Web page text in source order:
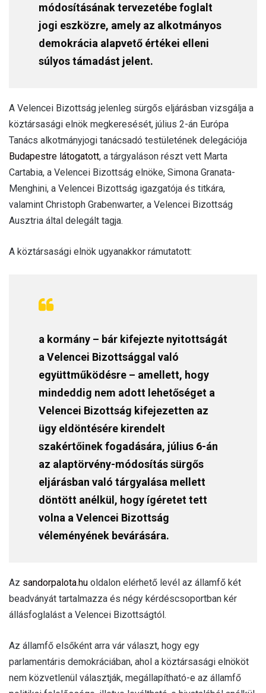
módosításának tervezetébe foglalt
jogi eszközre, amely az alkotmányos
demokrácia alapvető értékei elleni
súlyos támadást jelent.
A Velencei Bizottság jelenleg sürgős eljárásban vizsgálja a
köztársasági elnök megkeresését, július 2-án Európa
Tanács alkotmányjogi tanácsadó testületének delegációja
Budapestre látogatott, a tárgyaláson részt vett Marta
Cartabia, a Velencei Bizottság elnöke, Simona Granata-
Menghini, a Velencei Bizottság igazgatója és titkára,
valamint Christoph Grabenwarter, a Velencei Bizottság
Ausztria által delegált tagja.
A köztársasági elnök ugyanakkor rámutatott:
a kormány – bár kifejezte nyitottságát
a Velencei Bizottsággal való
együttműködésre – amellett, hogy
mindeddig nem adott lehetőséget a
Velencei Bizottság kifejezetten az
ügy eldöntésére kirendelt
szakértőinek fogadására, július 6-án
az alaptörvény-módosítás sürgős
eljárásban való tárgyalása mellett
döntött anélkül, hogy ígéretet tett
volna a Velencei Bizottság
véleményének bevárására.
Az sandorpalota.hu oldalon elérhető levél az államfő két
beadványát tartalmazza és négy kérdéscsoportban kér
állásfoglalást a Velencei Bizottságtól.
Az államfő elsőként arra vár választ, hogy egy
parlamentáris demokráciában, ahol a köztársasági elnököt
nem közvetlenül választják, megállapítható-e az államfő